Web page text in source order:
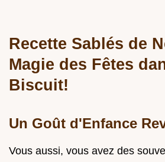
Recette Sablés de
Magie des Fêtes
Biscuit!
Un Goût d'Enfance
Vous aussi, vous avez des